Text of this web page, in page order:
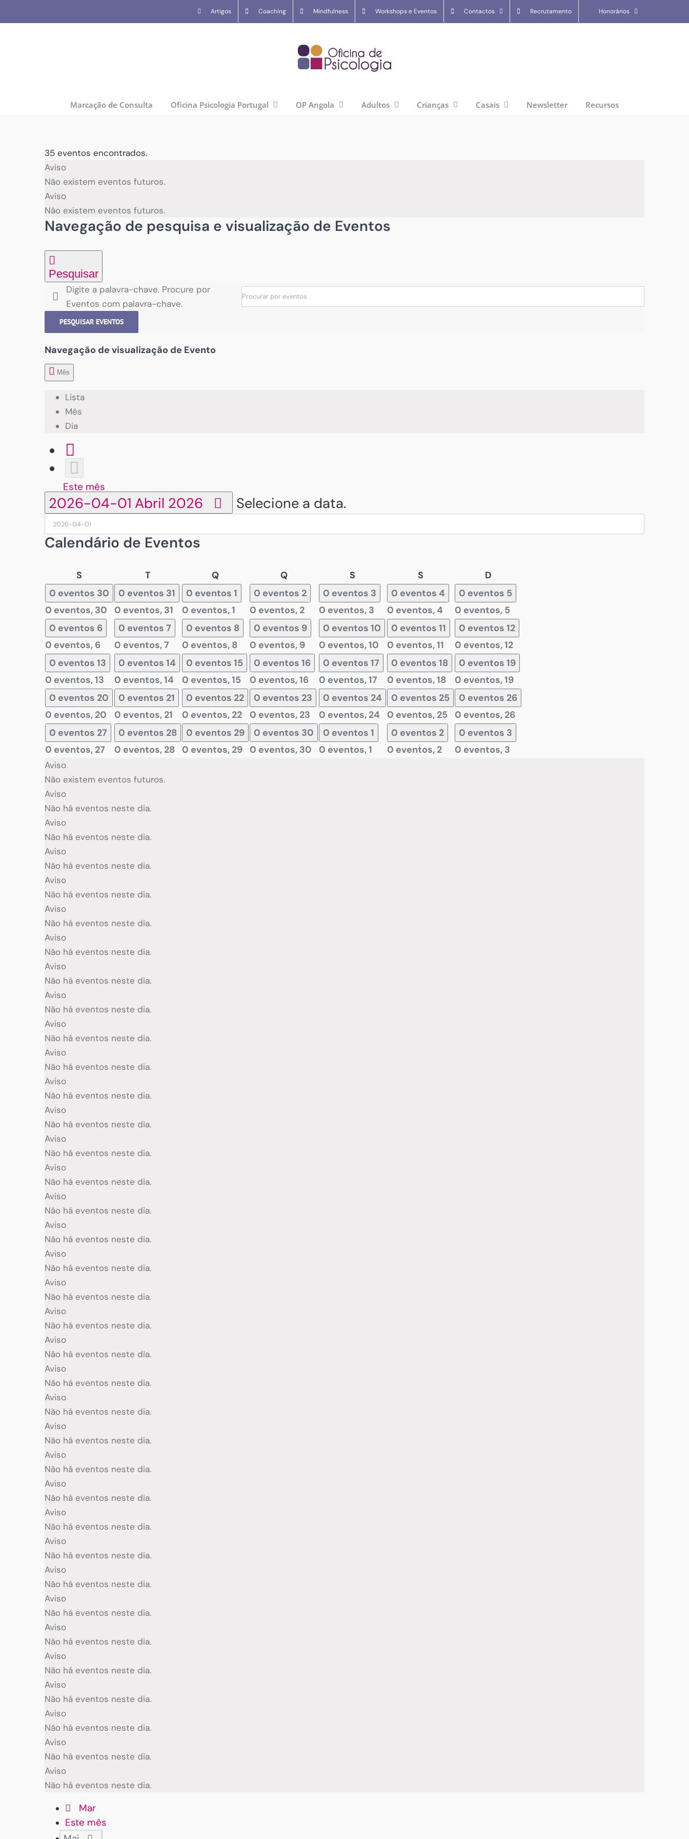
to
Artigos Coaching Mindfulness Workshops e Eventos Contactos Recrutamento Honorários
Marcação de Consulta Oficina Psicologia Portugal OP Angola Adultos Crianças Casais Newsletter Recursos
35 eventos encontrados.
Eventos
Aviso
Não existem eventos futuros.
Aviso
Não existem eventos futuros.
Navegação de pesquisa e visualização de Eventos
Pesquisar
Digite a palavra-chave. Procure por
Eventos com palavra-chave.
PESQUISAR EVENTOS
Navegação de visualização de Evento
Mês
Lista
Mês
Dia
Este mês
2026-04-01 Abril 2026 Selecione a data.
Calendário de Eventos
S
feira
TTerça-
feira
QQuarta-
feira
QQuinta-
feira
S
feira
SSábado DDomingo
0 eventos 30
0 eventos, 30
0 eventos 31
0 eventos, 31
0 eventos 1
0 eventos,1
0 eventos 2
0 eventos, 2
0 eventos 3
0 eventos, 3
0 eventos 4
0 eventos,4
0 eventos 5
0 eventos, 5
0 eventos 6
0 eventos, 6
0 eventos 7
0 eventos,7
0 eventos 8
0 eventos, 8
0 eventos 9
0 eventos, 9
0 eventos 10
0 eventos,10
0 eventos 11
0 eventos,11
0 eventos 12
0 eventos,12
0 eventos 13
0 eventos,13
0 eventos 14
0 eventos,14
0 eventos 15
0 eventos,15
0 eventos 16
0 eventos,16
0 eventos 17
0 eventos,17
0 eventos 18
0 eventos,18
0 eventos 19
0 eventos,19
0 eventos 20
0 eventos, 20
0 eventos 21
0 eventos, 21
0 eventos 22
0 eventos, 22
0 eventos 23
0 eventos, 23
0 eventos 24
0 eventos, 24
0 eventos 25
0 eventos, 25
0 eventos 26
0 eventos, 26
0 eventos 27
0 eventos, 27
0 eventos 28
0 eventos, 28
0 eventos 29
0 eventos, 29
0 eventos 30
0 eventos, 30
0 eventos 1
0 eventos,1
0 eventos 2
0 eventos, 2
0 eventos 3
0 eventos, 3
Aviso
Não existem eventos futuros.
Aviso
Não há eventos neste dia.
Aviso
Não há eventos neste dia.
Aviso
Não há eventos neste dia.
Aviso
Não há eventos neste dia.
Aviso
Não há eventos neste dia.
Aviso
Não há eventos neste dia.
Aviso
Não há eventos neste dia.
Aviso
Não há eventos neste dia.
Aviso
Não há eventos neste dia.
Aviso
Não há eventos neste dia.
Aviso
Não há eventos neste dia.
Aviso
Não há eventos neste dia.
Aviso
Não há eventos neste dia.
Aviso
Não há eventos neste dia.
Aviso
Não há eventos neste dia.
Aviso
Não há eventos neste dia.
Aviso
Não há eventos neste dia.
Aviso
Não há eventos neste dia.
Aviso
Não há eventos neste dia.
Aviso
Não há eventos neste dia.
Aviso
Não há eventos neste dia.
Aviso
Não há eventos neste dia.
Aviso
Não há eventos neste dia.
Aviso
Não há eventos neste dia.
Aviso
Não há eventos neste dia.
Aviso
Não há eventos neste dia.
Aviso
Não há eventos neste dia.
Aviso
Não há eventos neste dia.
Aviso
Não há eventos neste dia.
Aviso
Não há eventos neste dia.
Aviso
Não há eventos neste dia.
Aviso
Não há eventos neste dia.
Aviso
Não há eventos neste dia.
Aviso
Não há eventos neste dia.
Aviso
Não há eventos neste dia.
Mar
Este mês